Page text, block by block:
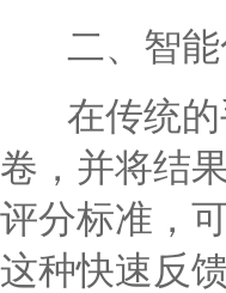
二、智能
在传统的
卷，并将结
评分标准，
这种快速反